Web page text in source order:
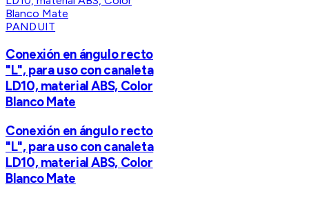
PANDUIT
Conexión en ángulo recto
"L", para uso con canaleta
LD10, material ABS, Color
Blanco Mate
Conexión en ángulo recto
"L", para uso con canaleta
LD10, material ABS, Color
Blanco Mate